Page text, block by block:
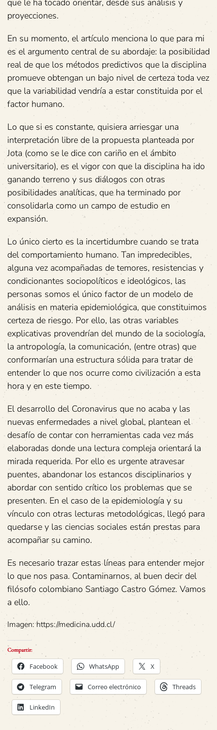
que le ha tocado orientar, desde sus análisis y
proyecciones.
En su momento, el artículo menciona lo que para mi
es el argumento central de su abordaje: la posibilidad
real de que los métodos predictivos que la disciplina
promueve obtengan un bajo nivel de certeza toda vez
que la variabilidad vendría a estar constituida por el
factor humano.
Lo que si es constante, quisiera arriesgar una
interpretación libre de la propuesta planteada por
Jota (como se le dice con cariño en el ámbito
universitario), es el vigor con que la disciplina ha ido
ganando terreno y sus diálogos con otras
posibilidades analíticas, que ha terminado por
consolidarla como un campo de estudio en
expansión.
Lo único cierto es la incertidumbre cuando se trata
del comportamiento humano. Tan impredecibles,
alguna vez acompañadas de temores, resistencias y
condicionantes sociopolíticos e ideológicos, las
personas somos el único factor de un modelo de
análisis en materia epidemiológica, que constituimos
certeza de riesgo. Por ello, las otras variables
explicativas provendrían del mundo de la sociología,
la antropología, la comunicación, (entre otras) que
conformarían una estructura sólida para tratar de
entender lo que nos ocurre como civilización a esta
hora y en este tiempo.
El desarrollo del Coronavirus que no acaba y las
nuevas enfermedades a nivel global, plantean el
desafío de contar con herramientas cada vez más
elaboradas donde una lectura compleja orientará la
mirada requerida. Por ello es urgente atravesar
puentes, abandonar los estancos disciplinarios y
abordar con sentido crítico los problemas que se
presenten. En el caso de la epidemiología y su
vínculo con otras lecturas metodológicas, llegó para
quedarse y las ciencias sociales están prestas para
acompañar su camino.
Es necesario trazar estas líneas para entender mejor
lo que nos pasa. Contaminarnos, al buen decir del
filósofo colombiano Santiago Castro Gómez. Vamos
a ello.
Imagen: https://medicina.udd.cl/
Compartir:
Facebook WhatsApp X
Telegram Correo electrónico Threads
LinkedIn